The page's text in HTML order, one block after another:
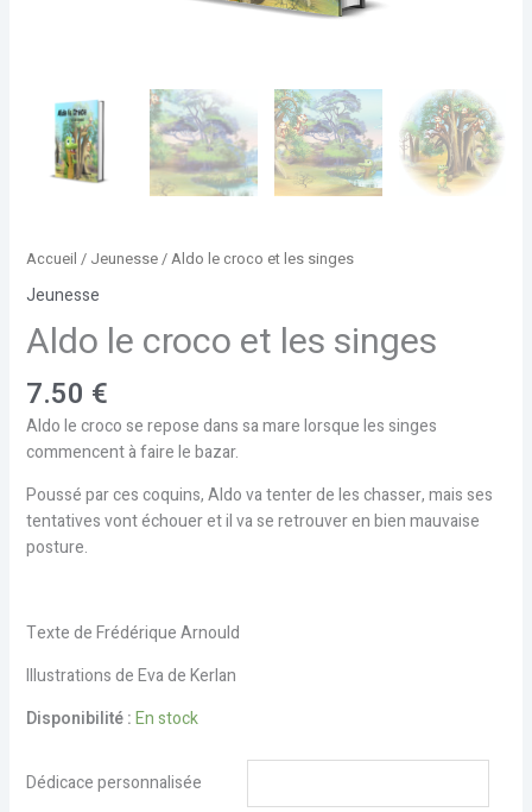
Accueil / Jeunesse/ Aldo le croco et les singes
Jeunesse
Aldo le croco et les singes
7.50 €
Aldo le croco se repose dans sa mare lorsque les singes
commencent à faire le bazar.
Poussé par ces coquins, Aldo va tenter de les chasser, mais ses
tentatives vont échouer et il va se retrouver en bien mauvaise
posture.
Texte de Frédérique Arnould
Illustrations de Eva de Kerlan
Disponibilité :En stock
Dédicace personnalisée